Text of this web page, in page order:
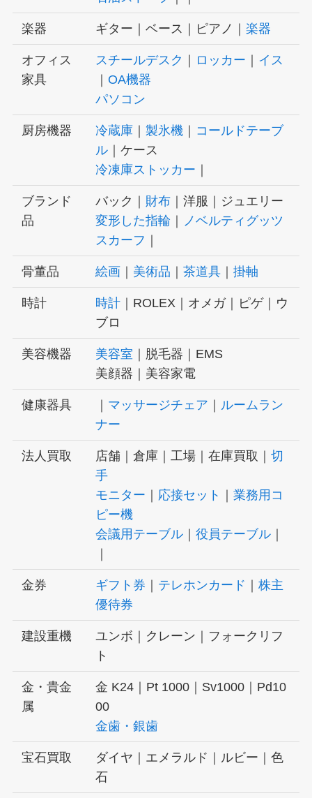
楽器 ギター｜ベース｜ピアノ｜楽器
オフィス
家具
スチールデスク ｜ ロッカー ｜ イス
｜OA機器
パソコン
厨房機器 冷蔵庫 ｜ 製氷機 ｜ コールドテーブ
ル ｜ケース
冷凍庫ストッカー ｜
ブランド
品
バック｜ 財布 ｜洋服｜ジュエリー
変形した指輪 ｜
ノベルティグッツ
スカーフ ｜
骨董品 絵画 ｜ 美術品 ｜茶道具 ｜掛軸
時計 時計 ｜ROLEX｜オメガ｜ピゲ｜ウ
ブロ
美容機器 美容室 ｜脱毛器｜EMS
美顔器｜美容家電
健康器具 ｜ マッサージチェア ｜ ルームラン
ナー
法人買取 店舗｜倉庫｜工場｜在庫買取｜切
手
モニター ｜ 応接セット ｜業務用コ
ピー機
会議用テーブル ｜役員テーブル ｜
｜
金券 ギフト券 ｜ テレホンカード ｜株主
優待券
建設重機
ユンボ｜クレーン｜フォークリフ
ト
金・貴金
属
金 K24｜Pt 1000｜Sv1000｜Pd10
00
金歯・銀歯
宝石買取
ダイヤ｜エメラルド｜ルビー｜色
石